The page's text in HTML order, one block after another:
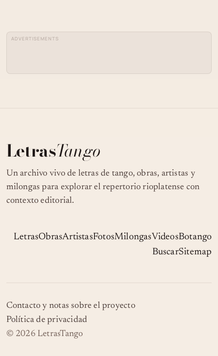
ADVERTISEMENTS
LetrasTango
Un archivo vivo de letras de tango, obras, artistas y
milongas para explorar el repertorio rioplatense con
contexto editorial.
LetrasObrasArtistasFotosMilongasVideosBotango
BuscarSitemap
Contacto y notas sobre el proyecto
Política de privacidad
© 2026 LetrasTango